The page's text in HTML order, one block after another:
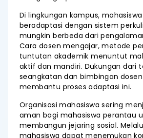
Di lingkungan kampus,
beradaptasi dengan sistem
mungkin berbeda dari
Cara dosen mengajar, metode
tuntutan akademik menuntut
aktif dan mandiri. Dukungan dari
seangkatan dan bimbingan
membantu proses adaptasi ini.
Organisasi mahasiswa sering
aman bagi mahasiswa perantau
membangun jejaring sosial.
mahasiswa dapat menemukan